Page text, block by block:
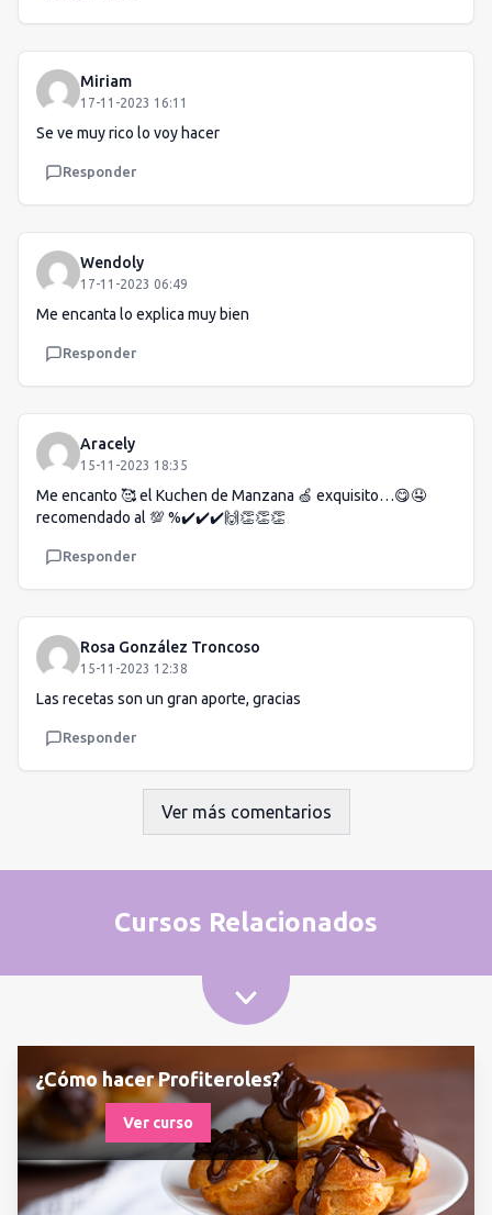
Miriam
17-11-2023 16:11
Se ve muy rico lo voy hacer
Responder
Wendoly
17-11-2023 06:49
Me encanta lo explica muy bien
Responder
Aracely
15-11-2023 18:35
Me encanto 🥰 el Kuchen de Manzana 🍏 exquisito…😋🤤
recomendado al 💯 %✔️✔️✔️🙌👏👏👏
Responder
Rosa González Troncoso
15-11-2023 12:38
Las recetas son un gran aporte, gracias
Responder
Ver más comentarios
Cursos Relacionados
¿Cómo hacer Profiteroles?
Ver curso